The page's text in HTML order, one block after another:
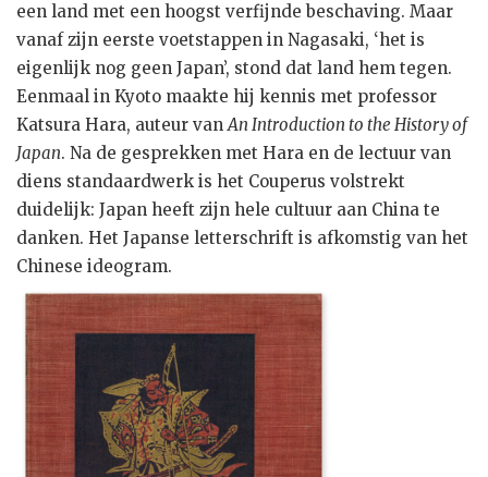
een land met een hoogst verfijnde beschaving. Maar
vanaf zijn eerste voetstappen in Nagasaki, ‘het is
eigenlijk nog geen Japan’, stond dat land hem tegen.
Eenmaal in Kyoto maakte hij kennis met professor
Katsura Hara, auteur vanAn Introduction to the History of
Japan. Na de gesprekken met Hara en de lectuur van
diens standaardwerk is het Couperus volstrekt
duidelijk: Japan heeft zijn hele cultuur aan China te
danken. Het Japanse letterschrift is afkomstig van het
Chinese ideogram.